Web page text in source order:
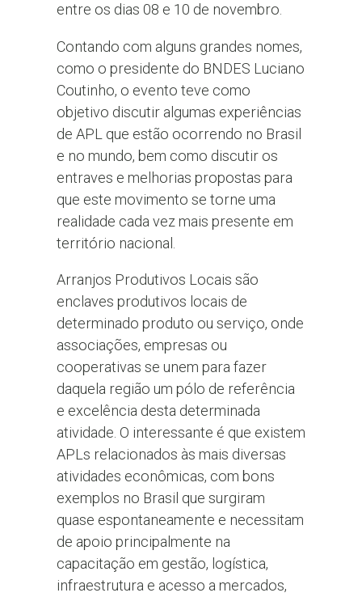
entre os dias 08 e 10 de novembro.
Contando com alguns grandes nomes,
como o presidente do BNDES Luciano
Coutinho, o evento teve como
objetivo discutir algumas experiências
de APL que estão ocorrendo no Brasil
e no mundo, bem como discutir os
entraves e melhorias propostas para
que este movimento se torne uma
realidade cada vez mais presente em
território nacional.
Arranjos Produtivos Locais são
enclaves produtivos locais de
determinado produto ou serviço, onde
associações, empresas ou
cooperativas se unem para fazer
daquela região um pólo de referência
e excelência desta determinada
atividade. O interessante é que existem
APLs relacionados às mais diversas
atividades econômicas, com bons
exemplos no Brasil que surgiram
quase espontaneamente e necessitam
de apoio principalmente na
capacitação em gestão, logística,
infraestrutura e acesso a mercados,